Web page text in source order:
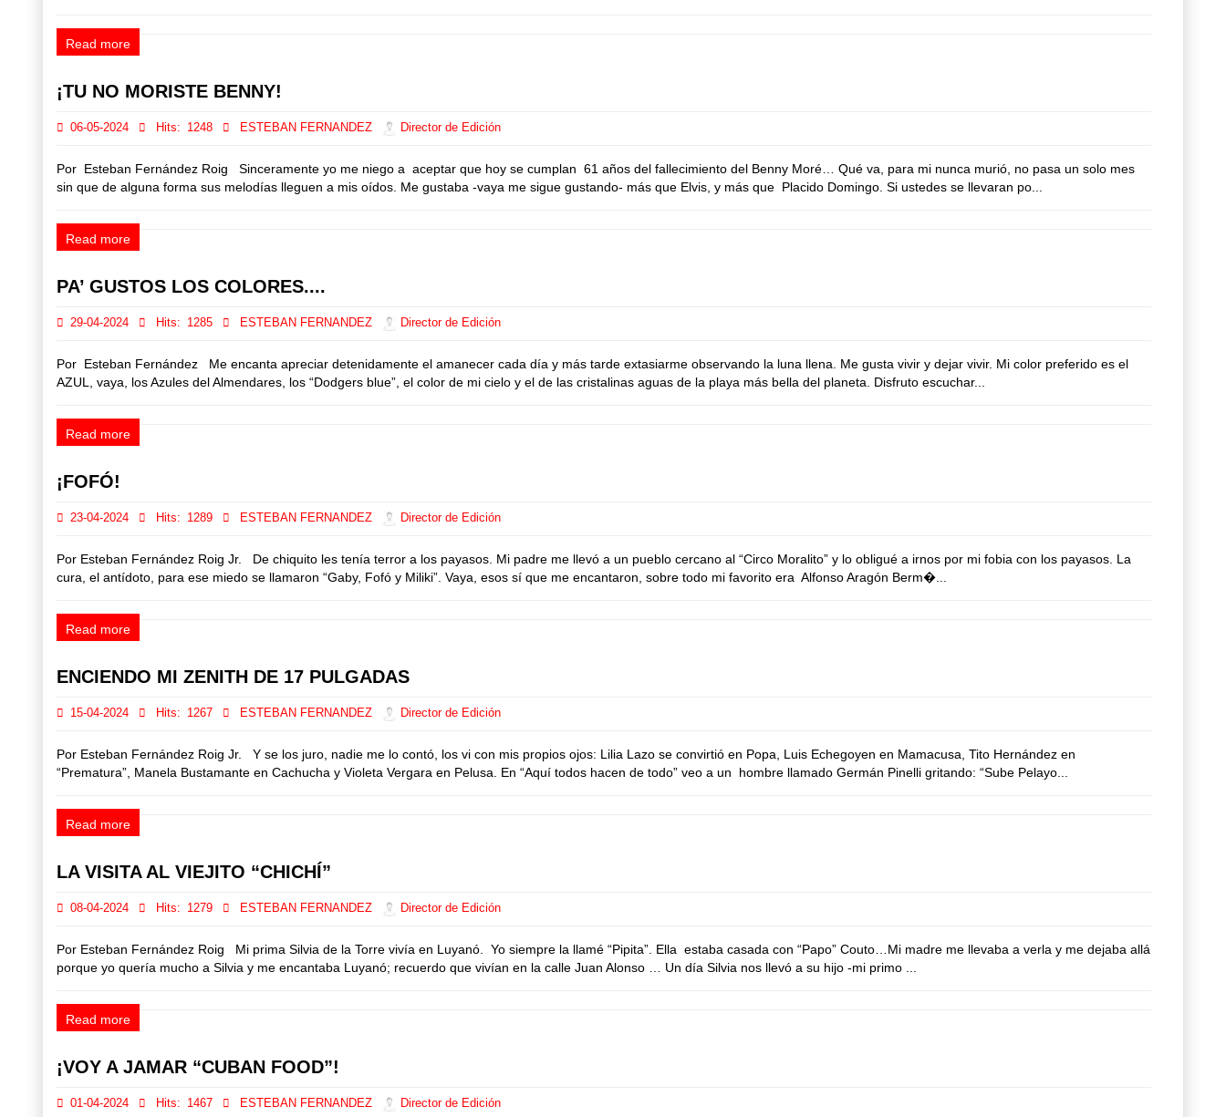
Read more
¡TU NO MORISTE BENNY!
06-05-2024 Hits: 1248 ESTEBAN FERNANDEZ Director de Edición
Por Esteban Fernández Roig Sinceramente yo me niego a aceptar que hoy se cumplan 61 años del fallecimiento del Benny Moré… Qué va, para mi nunca murió, no pasa un solo mes
sin que de alguna forma sus melodías lleguen a mis oídos. Me gustaba -vaya me sigue gustando- más que Elvis, y más que Placido Domingo. Si ustedes se llevaran po...
Read more
PA’ GUSTOS LOS COLORES....
29-04-2024 Hits: 1285 ESTEBAN FERNANDEZ Director de Edición
Por Esteban Fernández Me encanta apreciar detenidamente el amanecer cada día y más tarde extasiarme observando la luna llena. Me gusta vivir y dejar vivir. Mi color preferido es el
AZUL, vaya, los Azules del Almendares, los “Dodgers blue”, el color de mi cielo y el de las cristalinas aguas de la playa más bella del planeta. Disfruto escuchar...
Read more
¡FOFÓ!
23-04-2024 Hits: 1289 ESTEBAN FERNANDEZ Director de Edición
Por Esteban Fernández Roig Jr. De chiquito les tenía terror a los payasos. Mi padre me llevó a un pueblo cercano al “Circo Moralito” y lo obligué a irnos por mi fobia con los payasos. La
cura, el antídoto, para ese miedo se llamaron “Gaby, Fofó y Miliki”. Vaya, esos sí que me encantaron, sobre todo mi favorito era Alfonso Aragón Berm�...
Read more
ENCIENDO MI ZENITH DE 17 PULGADAS
15-04-2024 Hits: 1267 ESTEBAN FERNANDEZ Director de Edición
Por Esteban Fernández Roig Jr. Y se los juro, nadie me lo contó, los vi con mis propios ojos: Lilia Lazo se convirtió en Popa, Luis Echegoyen en Mamacusa, Tito Hernández en
“Prematura”, Manela Bustamante en Cachucha y Violeta Vergara en Pelusa. En “Aquí todos hacen de todo” veo a un hombre llamado Germán Pinelli gritando: “Sube Pelayo...
Read more
LA VISITA AL VIEJITO “CHICHÍ”
08-04-2024 Hits: 1279 ESTEBAN FERNANDEZ Director de Edición
Por Esteban Fernández Roig Mi prima Silvia de la Torre vivía en Luyanó. Yo siempre la llamé “Pipita”. Ella estaba casada con “Papo” Couto…Mi madre me llevaba a verla y me dejaba allá
porque yo quería mucho a Silvia y me encantaba Luyanó; recuerdo que vivían en la calle Juan Alonso … Un día Silvia nos llevó a su hijo -mi primo ...
Read more
¡VOY A JAMAR “CUBAN FOOD”!
01-04-2024 Hits: 1467 ESTEBAN FERNANDEZ Director de Edición